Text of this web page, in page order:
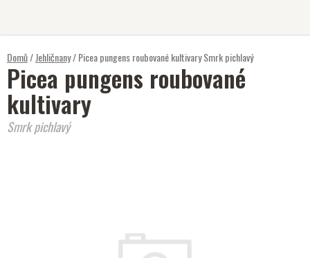
Domů/Jehličnany/Picea pungens roubované kultivarySmrk pichlavý
Picea pungens roubované
kultivary
Smrk pichlavý